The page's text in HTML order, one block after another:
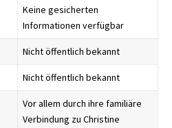
Keine gesicherten
Informationen verfügbar
Nicht öffentlich bekannt
Nicht öffentlich bekannt
Vor allem durch ihre familiäre
Verbindung zu Christine